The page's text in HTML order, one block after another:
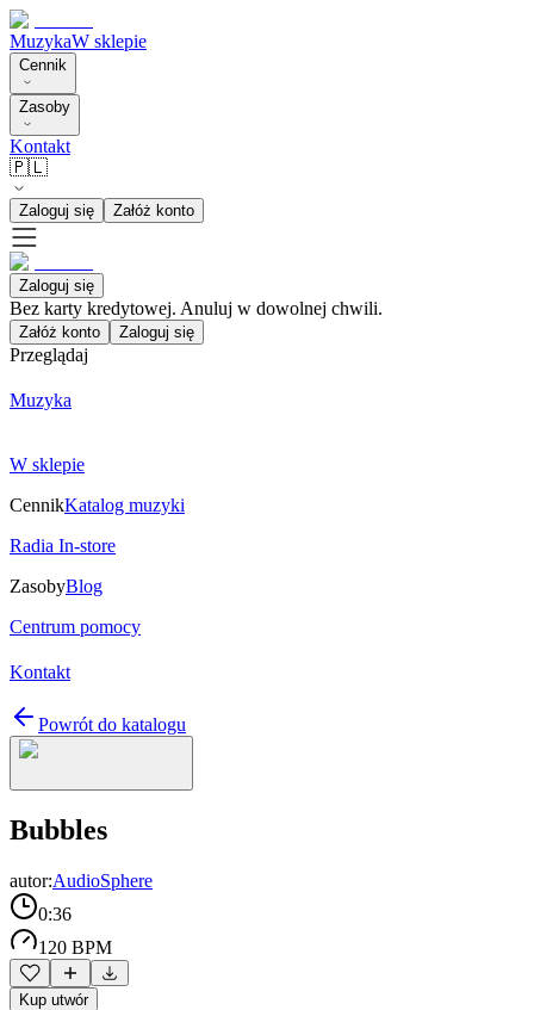
MuzykaW sklepie
Cennik
Zasoby
Kontakt
🇵🇱
Zaloguj się Załóż konto
Zaloguj się
Bez karty kredytowej. Anuluj w dowolnej chwili.
Załóż konto Zaloguj się
Przeglądaj
Muzyka
W sklepie
CennikKatalog muzyki
Radia In-store
ZasobyBlog
Centrum pomocy
Kontakt
Powrót do katalogu
Bubbles
autor:AudioSphere
0:36
120 BPM
Kup utwór